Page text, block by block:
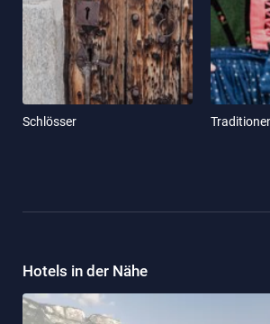
Schlösser
Hotels in der Nähe